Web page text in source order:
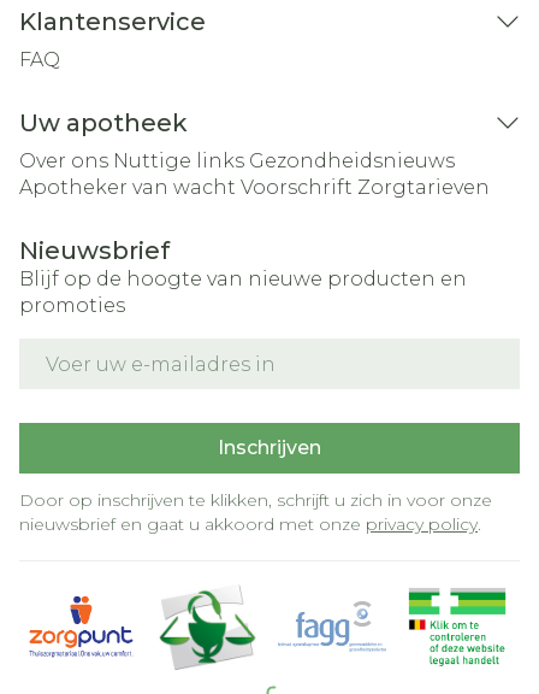
Klantenservice
FAQ
Uw apotheek
Over ons Nuttige links Gezondheidsnieuws
Apotheker van wacht Voorschrift Zorgtarieven
Nieuwsbrief
Blijf op de hoogte van nieuwe producten en
promoties
Inschrijven
Door op inschrijven te klikken, schrijft u zich in voor onze
nieuwsbrief en gaat u akkoord met onze privacy policy.